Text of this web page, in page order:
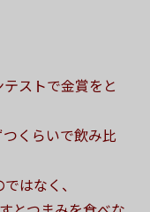
ストで金賞をと
くらいで飲み比
はなく、